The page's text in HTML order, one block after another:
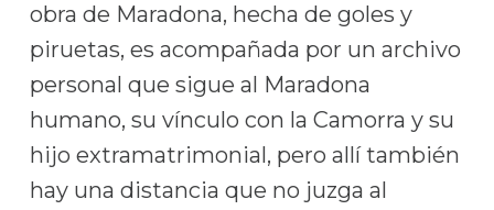
obra de Maradona, hecha de goles y
piruetas, es acompañada por un archivo
personal que sigue al Maradona
humano, su vínculo con la Camorra y su
hijo extramatrimonial, pero allí también
hay una distancia que no juzga al